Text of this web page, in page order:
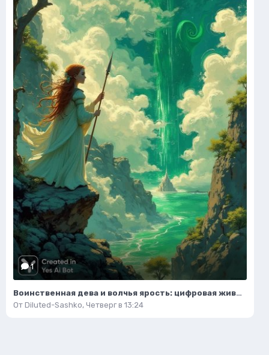
1
Воинственная дева и волчья ярость: цифровая живопись в стиле Дона Херцфельдта. Нейросеть Flux
От Diluted-Sashko, Четверг в 13:24